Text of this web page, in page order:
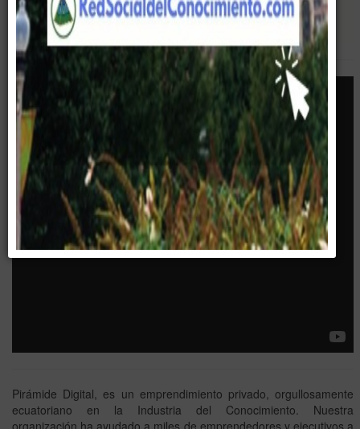
Pirámide Digital, es un emprendimiento privado, orgullosamente
ecuatoriano en la Industria del Conocimiento. Nuestra